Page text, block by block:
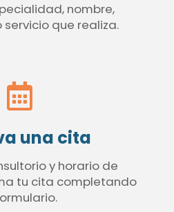
nombre,
que realiza.
una cita
y horario de
tu cita completando